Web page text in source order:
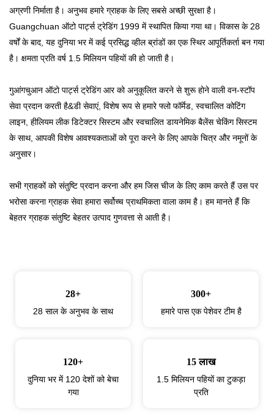
अग्रणी निर्माता है। अनुभव हमारे ग्राहक के लिए सबसे अच्छी सुरक्षा है।
Guangchuan ऑटो पार्ट्स ट्रेडिंग 1999 में स्थापित किया गया था। विकास के 28
वर्षों के बाद, यह दुनिया भर में कई प्रसिद्ध व्हील ब्रांडों का एक स्थिर आपूर्तिकर्ता बन गया
है। क्षमता प्रति वर्ष 1.5 मिलियन पहियों की हो जाती है।
गुआंगचुआन ऑटो पार्ट्स ट्रेडिंग आर को अनुकूलित करने से शुरू होने वाली वन-स्टॉप
सेवा प्रदान करती है&डी सेवाएं, विशेष रूप से हमारे फ्लो फॉर्मेड, स्वचालित कोटिंग
लाइन, हीलियम लीक डिटेक्टर सिस्टम और स्वचालित डायनेमिक बैलेंस चेकिंग सिस्टम
के साथ, आपकी विशेष आवश्यकताओं को पूरा करने के लिए आपके चित्र और नमूनों के
अनुसार।
सभी ग्राहकों को संतुष्टि प्रदान करना और हम जिस चीज के लिए काम करते हैं उस पर
भरोसा करना ग्राहक सेवा हमारा सर्वोच्च प्राथमिकता वाला काम है। हम मानते हैं कि
बेहतर ग्राहक संतुष्टि बेहतर उत्पाद गुणवत्ता से आती है।
28+
28 साल के अनुभव के साथ
300+
हमारे पास एक पेशेवर टीम है
120+
दुनिया भर में 120 देशों को बेचा
गया
15 लाख
1.5 मिलियन पहियों का टुकड़ा
प्रति